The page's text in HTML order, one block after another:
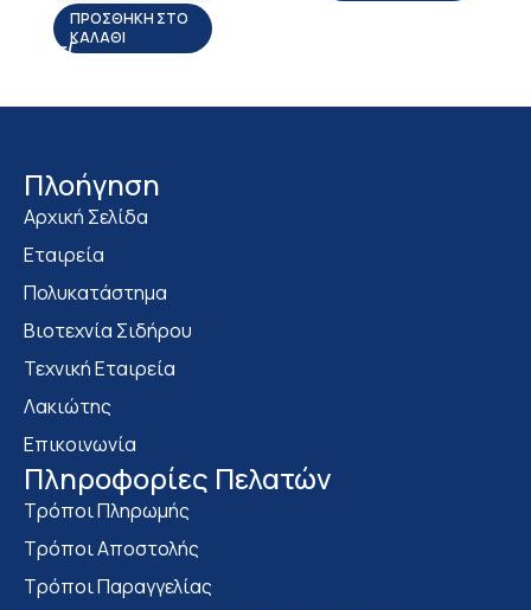
ΠΡΟΣΘΉΚΗ ΣΤΟ
ΚΑΛΆΘΙ
Πλοήγηση
Αρχική Σελίδα
Εταιρεία
Πολυκατάστημα
Bιοτεχνία Σιδήρου
Τεχνική Εταιρεία
Λακιώτης
Επικοινωνία
Πληροφορίες Πελατών
Τρόποι Πληρωμής
Τρόποι Αποστολής
Τρόποι Παραγγελίας